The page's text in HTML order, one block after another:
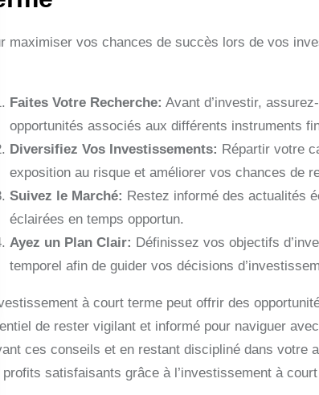
maximiser vos chances de succès lors de vos
Faites Votre Recherche: Avant d’investir,
opportunités associés aux différents instruments
Diversifiez Vos Investissements: Répartir votre
exposition au risque et améliorer vos chances de
Suivez le Marché: Restez informé des actualités
éclairées en temps opportun.
Ayez un Plan Clair: Définissez vos objectifs
temporel afin de guider vos décisions
à court terme peut offrir des
de rester vigilant et informé pour naviguer
ces conseils et en restant discipliné dans votre
profits satisfaisants grâce à l’investissement à